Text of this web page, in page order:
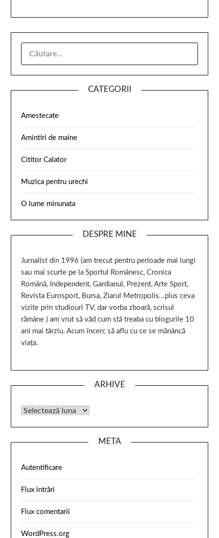
CATEGORII
Amestecate
Amintiri de maine
Cititor Calator
Muzica pentru urechi
O lume minunata
DESPRE MINE
Jurnalist din 1996 (am trecut pentru perioade mai lungi
sau mai scurte pe la Sportul Românesc, Cronica
Română, Independent, Gardianul, Prezent, Arte Sport,
Revista Eurosport, Bursa, Ziarul Metropolis...plus ceva
vizite prin studiouri TV, dar vorba zboară, scrisul
rămâne ) am vrut să văd cum stă treaba cu blogurile 10
ani mai târziu. Acum încerc să aflu cu ce se mănâncă
viața.
ARHIVE
META
Autentificare
Flux intrări
Flux comentarii
WordPress.org